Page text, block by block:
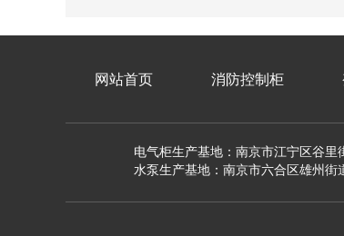
网站首页 消防控制柜
电气柜生产基地：南京市江宁区谷里
水泵生产基地：南京市六合区雄州街